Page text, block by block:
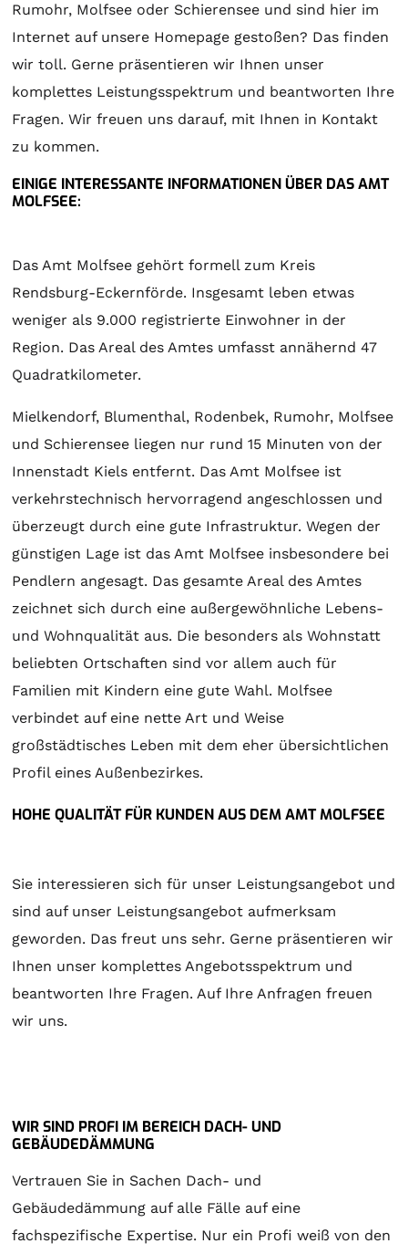
Rumohr, Molfsee oder Schierensee und sind hier im
Internet auf unsere Homepage gestoßen? Das finden
wir toll. Gerne präsentieren wir Ihnen unser
komplettes Leistungsspektrum und beantworten Ihre
Fragen. Wir freuen uns darauf, mit Ihnen in Kontakt
zu kommen.
EINIGE INTERESSANTE INFORMATIONEN ÜBER DAS AMT
MOLFSEE:
Das Amt Molfsee gehört formell zum Kreis
Rendsburg-Eckernförde. Insgesamt leben etwas
weniger als 9.000 registrierte Einwohner in der
Region. Das Areal des Amtes umfasst annähernd 47
Quadratkilometer.
Mielkendorf, Blumenthal, Rodenbek, Rumohr, Molfsee
und Schierensee liegen nur rund 15 Minuten von der
Innenstadt Kiels entfernt. Das Amt Molfsee ist
verkehrstechnisch hervorragend angeschlossen und
überzeugt durch eine gute Infrastruktur. Wegen der
günstigen Lage ist das Amt Molfsee insbesondere bei
Pendlern angesagt. Das gesamte Areal des Amtes
zeichnet sich durch eine außergewöhnliche Lebens-
und Wohnqualität aus. Die besonders als Wohnstatt
beliebten Ortschaften sind vor allem auch für
Familien mit Kindern eine gute Wahl. Molfsee
verbindet auf eine nette Art und Weise
großstädtisches Leben mit dem eher übersichtlichen
Profil eines Außenbezirkes.
HOHE QUALITÄT FÜR KUNDEN AUS DEM AMT MOLFSEE
Sie interessieren sich für unser Leistungsangebot und
sind auf unser Leistungsangebot aufmerksam
geworden. Das freut uns sehr. Gerne präsentieren wir
Ihnen unser komplettes Angebotsspektrum und
beantworten Ihre Fragen. Auf Ihre Anfragen freuen
wir uns.
WIR SIND PROFI IM BEREICH DACH- UND
GEBÄUDEDÄMMUNG
Vertrauen Sie in Sachen Dach- und
Gebäudedämmung auf alle Fälle auf eine
fachspezifische Expertise. Nur ein Profi weiß von den